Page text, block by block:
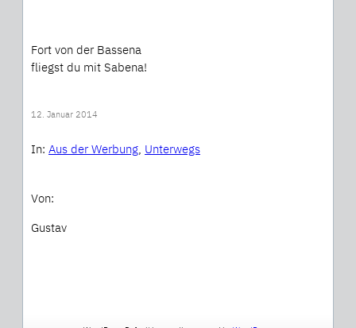
Fort von der Bassena
fliegst du mit Sabena!
12. Januar 2014
In: Aus der Werbung, Unterwegs
Von:
Gustav